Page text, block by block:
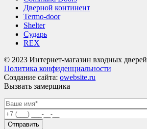
Дверной континент
Termo-door
Shelter
Сударь
REX
© 2023 Интернет-магазин входных дверей
Политика конфиденциальности
Создание сайта: owebsite.ru
Вызвать замерщика